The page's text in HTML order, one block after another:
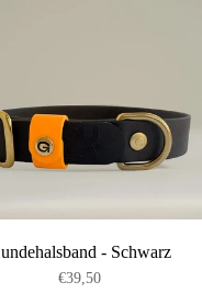
- Schwarz
€39,50